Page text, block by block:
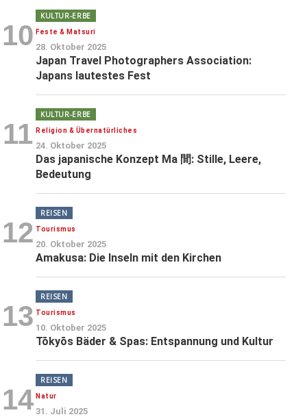
10
KULTUR-ERBE
Feste & Matsuri
28. Oktober 2025
Japan Travel Photographers Association:
Japans lautestes Fest
11
KULTUR-ERBE
Religion & Übernatürliches
24. Oktober 2025
Das japanische Konzept Ma 間: Stille, Leere,
Bedeutung
12
REISEN
Tourismus
20. Oktober 2025
Amakusa: Die Inseln mit den Kirchen
13
REISEN
Tourismus
10. Oktober 2025
Tōkyōs Bäder & Spas: Entspannung und Kultur
14
REISEN
Natur
31. Juli 2025